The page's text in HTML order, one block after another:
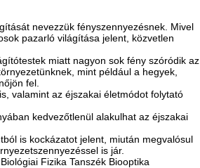
nevezzük fényszennyezésnek. Mivel
pazarló világítása jelent, közvetlen
miatt nagyon sok fény szóródik az
mint például a hegyek,
fel.
valamint az éjszakai életmódot folytató
kedvezőtlenül alakulhat az éjszakai
is kockázatot jelent, miután megvalósul
is jár.
Fizika Tanszék Biooptika